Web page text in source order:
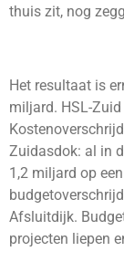
thuis zit, nog
Het resultaat is
miljard. HSL-
Zuidasdok: al in
1,2 miljard op
Afsluitdijk.
projecten liepen